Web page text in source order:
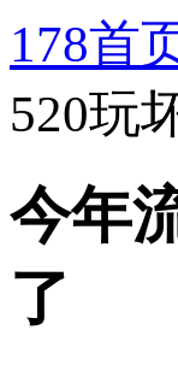
178首
520玩
今年
了